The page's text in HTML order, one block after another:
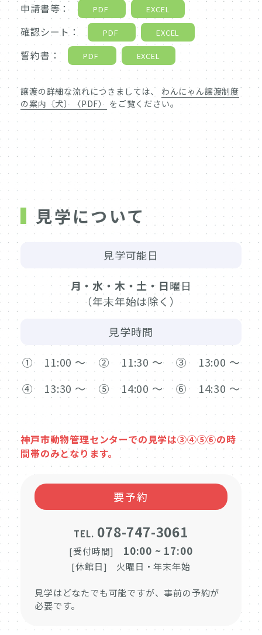
申請書等： PDF EXCEL
確認シート： PDF EXCEL
誓約書： PDF EXCEL
譲渡の詳細な流れにつきましては、 わんにゃん譲渡制度
の案内〔犬〕（PDF） をご覧ください。
見学について
見学可能日
月・水・木・土・日曜日
（年末年始は除く）
見学時間
① 11:00 〜
② 11:30 〜
③ 13:00 〜
④ 13:30 〜
⑤ 14:00 〜 ⑥ 14:30 〜
神戸市動物管理センターでの見学は③④⑤⑥の時
間帯のみとなります。
要予約
TEL. 078-747-3061
[受付時間] 10:00 ~ 17:00
[休館日] 火曜日・年末年始
見学はどなたでも可能ですが、事前の予約が
必要です。